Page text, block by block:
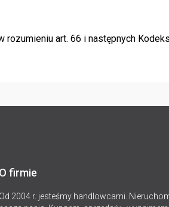
rozumieniu art. 66 i następnych
O firmie
Od 2004 r. jesteśmy handlowcami.